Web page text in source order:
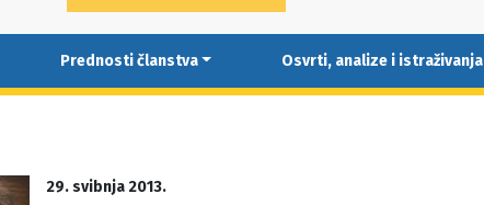
Prednosti članstva Osvrti, analize i istraživanja
29. svibnja 2013.